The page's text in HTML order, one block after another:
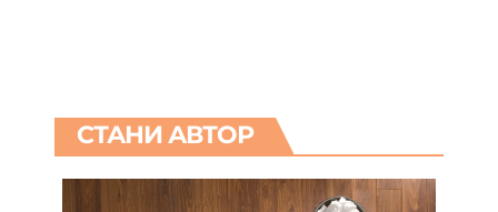
СТАНИ АВТОР